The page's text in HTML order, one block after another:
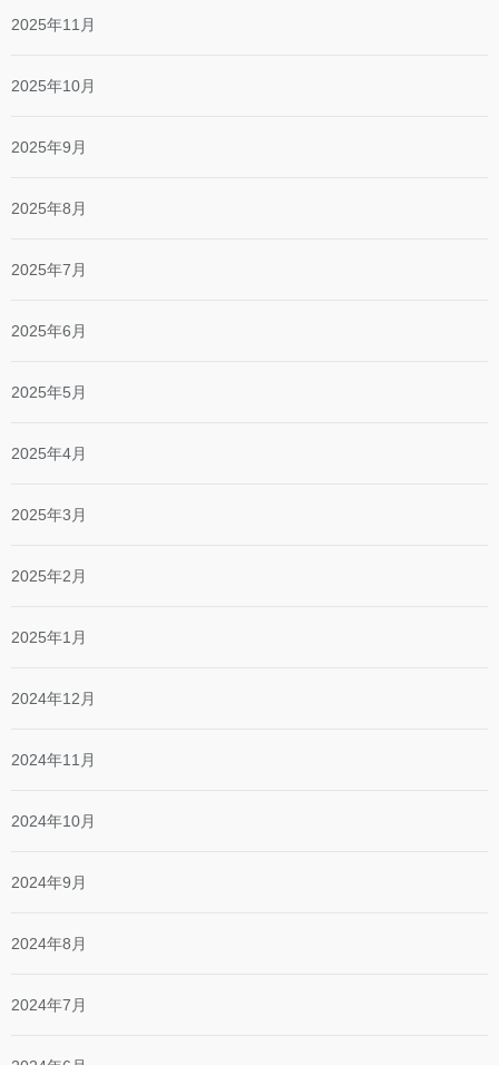
2025年11月
2025年10月
2025年9月
2025年8月
2025年7月
2025年6月
2025年5月
2025年4月
2025年3月
2025年2月
2025年1月
2024年12月
2024年11月
2024年10月
2024年9月
2024年8月
2024年7月